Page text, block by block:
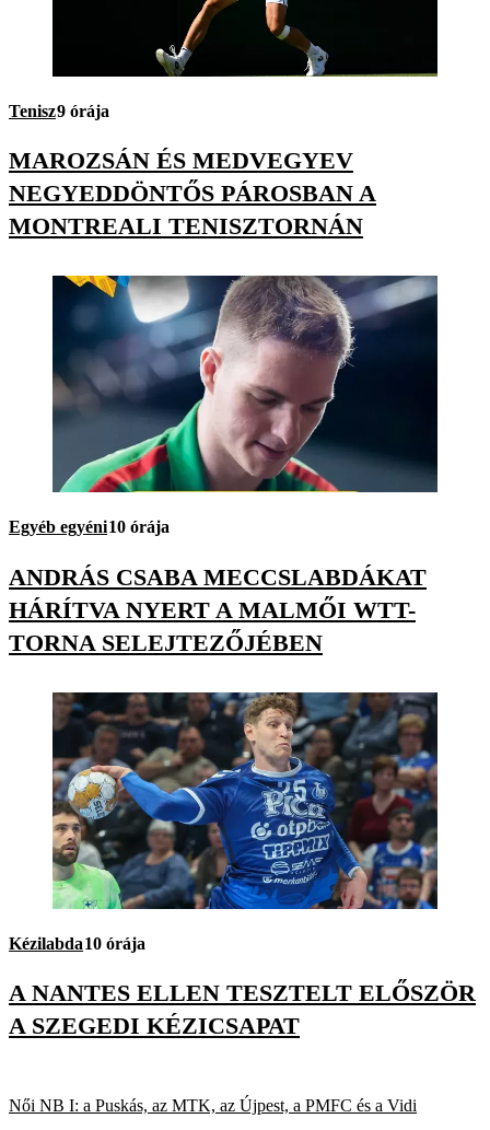
Tenisz9 órája
MAROZSÁN ÉS MEDVEGYEV
NEGYEDDÖNTŐS PÁROSBAN A
MONTREALI TENISZTORNÁN
Egyéb egyéni10 órája
ANDRÁS CSABA MECCSLABDÁKAT
HÁRÍTVA NYERT A MALMŐI WTT-
TORNA SELEJTEZŐJÉBEN
Kézilabda10 órája
A NANTES ELLEN TESZTELT ELŐSZÖR
A SZEGEDI KÉZICSAPAT
Női NB I: a Puskás, az MTK, az Újpest, a PMFC és a Vidi